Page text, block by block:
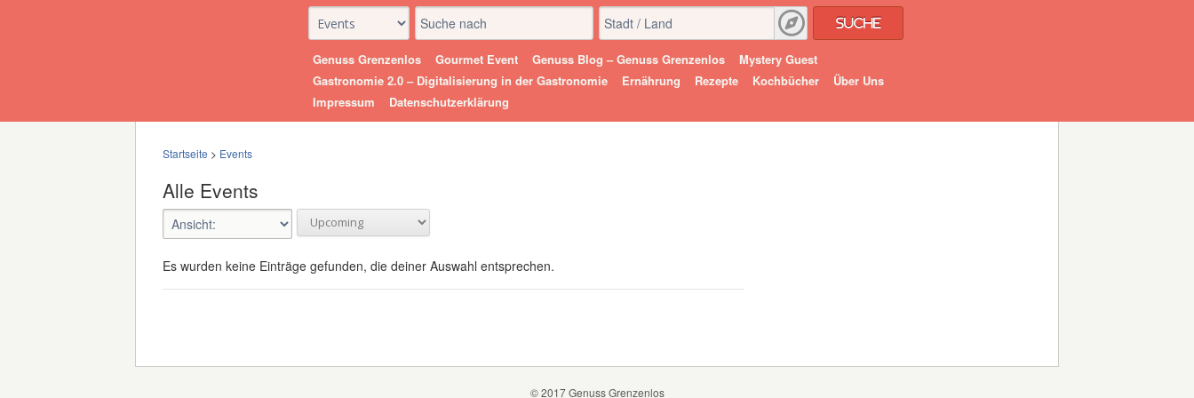
Suche
Genuss Grenzenlos Gourmet Event Genuss Blog – Genuss Grenzenlos
Mystery Guest
Gastronomie 2.0 – Digitalisierung in der Gastronomie
Ernährung Rezepte Kochbücher
Über Uns
Impressum
Datenschutzerklärung
Startseite > Events
Alle Events
Es wurden keine Einträge gefunden, die deiner Auswahl entsprechen.
© 2017 Genuss Grenzenlos